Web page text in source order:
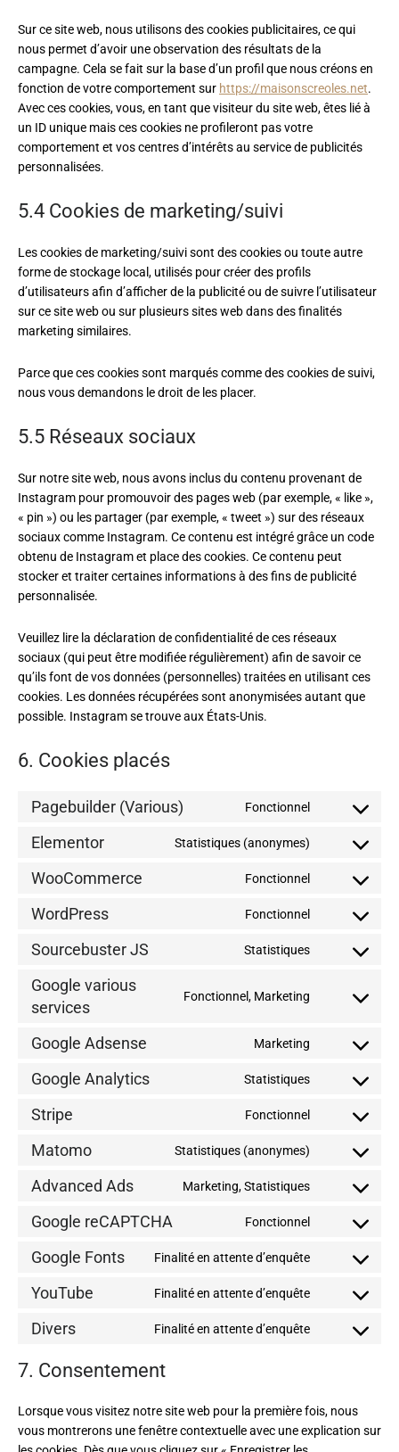
Sur ce site web, nous utilisons des cookies publicitaires, ce qui
nous permet d’avoir une observation des résultats de la
campagne. Cela se fait sur la base d’un profil que nous créons en
fonction de votre comportement sur https://maisonscreoles.net.
Avec ces cookies, vous, en tant que visiteur du site web, êtes lié à
un ID unique mais ces cookies ne profileront pas votre
comportement et vos centres d’intérêts au service de publicités
personnalisées.
5.4 Cookies de marketing/suivi
Les cookies de marketing/suivi sont des cookies ou toute autre
forme de stockage local, utilisés pour créer des profils
d’utilisateurs afin d’afficher de la publicité ou de suivre l’utilisateur
sur ce site web ou sur plusieurs sites web dans des finalités
marketing similaires.
Parce que ces cookies sont marqués comme des cookies de suivi,
nous vous demandons le droit de les placer.
5.5 Réseaux sociaux
Sur notre site web, nous avons inclus du contenu provenant de
Instagram pour promouvoir des pages web (par exemple, « like »,
« pin ») ou les partager (par exemple, « tweet ») sur des réseaux
sociaux comme Instagram. Ce contenu est intégré grâce un code
obtenu de Instagram et place des cookies. Ce contenu peut
stocker et traiter certaines informations à des fins de publicité
personnalisée.
Veuillez lire la déclaration de confidentialité de ces réseaux
sociaux (qui peut être modifiée régulièrement) afin de savoir ce
qu’ils font de vos données (personnelles) traitées en utilisant ces
cookies. Les données récupérées sont anonymisées autant que
possible. Instagram se trouve aux États-Unis.
6. Cookies placés
Pagebuilder (Various) Fonctionnel
Elementor Statistiques (anonymes)
WooCommerce Fonctionnel
WordPress Fonctionnel
Sourcebuster JS Statistiques
Google various
services
Fonctionnel, Marketing
Google Adsense Marketing
Google Analytics Statistiques
Stripe Fonctionnel
Matomo Statistiques (anonymes)
Advanced Ads Marketing, Statistiques
Google reCAPTCHA Fonctionnel
Google Fonts Finalité en attente d’enquête
YouTube Finalité en attente d’enquête
Divers Finalité en attente d’enquête
7. Consentement
Lorsque vous visitez notre site web pour la première fois, nous
vous montrerons une fenêtre contextuelle avec une explication sur